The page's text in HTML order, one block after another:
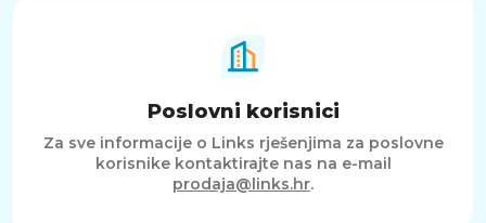
Poslovni korisnici
Za sve informacije o Links rješenjima za poslovne
korisnike kontaktirajte nas na e-mail
prodaja@links.hr.